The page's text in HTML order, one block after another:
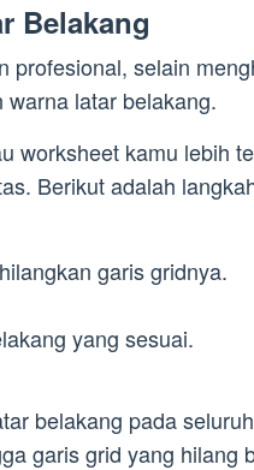
Belakang
profesional, selain
latar belakang.
worksheet kamu lebih
Berikut adalah
garis gridnya.
yang sesuai.
belakang pada
garis grid yang hilang